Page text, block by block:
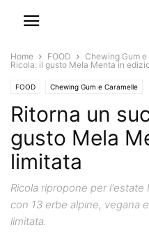
Home FOOD Chewing Gum
Ricola: il gusto Mela Menta in
FOOD Chewing Gum e Caramelle
Ritorna un
gusto Mela
limitata
Ricola ripropone per
con 13 erbe alpine, vegana
limitata.